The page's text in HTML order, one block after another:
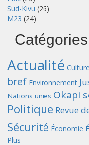
Sud-Kivu (26)
M23 (24)
Catégories
Actualité Culture
bref Environnement
Nations unies Okapi
Politique Revue
Sécurité Économie
Plus